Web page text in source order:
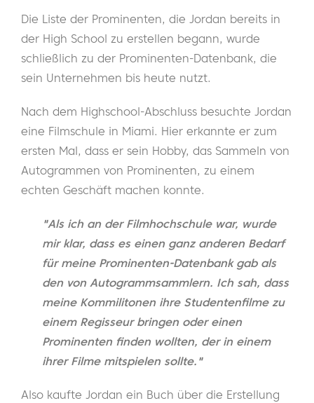
Die Liste der Prominenten, die Jordan bereits in
der High School zu erstellen begann, wurde
schließlich zu der Prominenten-Datenbank, die
sein Unternehmen bis heute nutzt.
Nach dem Highschool-Abschluss besuchte Jordan
eine Filmschule in Miami. Hier erkannte er zum
ersten Mal, dass er sein Hobby, das Sammeln von
Autogrammen von Prominenten, zu einem
echten Geschäft machen konnte.
"Als ich an der Filmhochschule war, wurde
mir klar, dass es einen ganz anderen Bedarf
für meine Prominenten-Datenbank gab als
den von Autogrammsammlern. Ich sah, dass
meine Kommilitonen ihre Studentenfilme zu
einem Regisseur bringen oder einen
Prominenten finden wollten, der in einem
ihrer Filme mitspielen sollte."
Also kaufte Jordan ein Buch über die Erstellung